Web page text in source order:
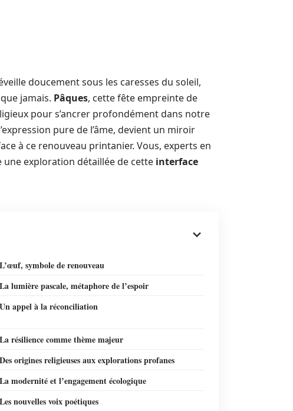
doucement sous les caresses du soleil,
jamais. Pâques, cette fête empreinte de
pour s’ancrer profondément dans notre
pure de l’âme, devient un miroir
à ce renouveau printanier. Vous, experts en
exploration détaillée de cette interface
L’œuf, symbole de renouveau
La lumière pascale, métaphore de l’espoir
Un appel à la réconciliation
La résilience comme thème majeur
Des origines religieuses aux explorations profanes
La modernité et l’engagement écologique
Les nouvelles voix poétiques